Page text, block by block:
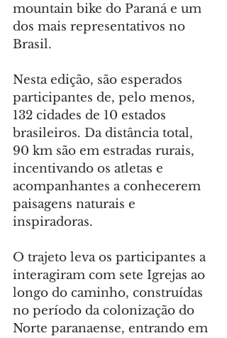
mountain bike do Paraná e um
dos mais representativos no
Brasil.
Nesta edição, são esperados
participantes de, pelo menos,
132 cidades de 10 estados
brasileiros. Da distância total,
90 km são em estradas rurais,
incentivando os atletas e
acompanhantes a conhecerem
paisagens naturais e
inspiradoras.
O trajeto leva os participantes a
interagiram com sete Igrejas ao
longo do caminho, construídas
no período da colonização do
Norte paranaense, entrando em